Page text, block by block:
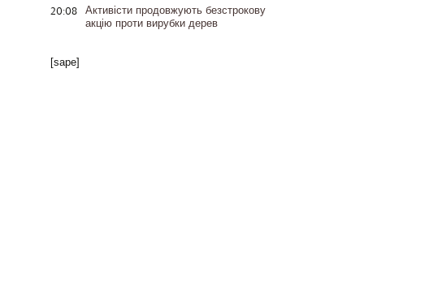
20:08
Активісти продовжують безстрокову
акцію проти вирубки дерев
[sape]